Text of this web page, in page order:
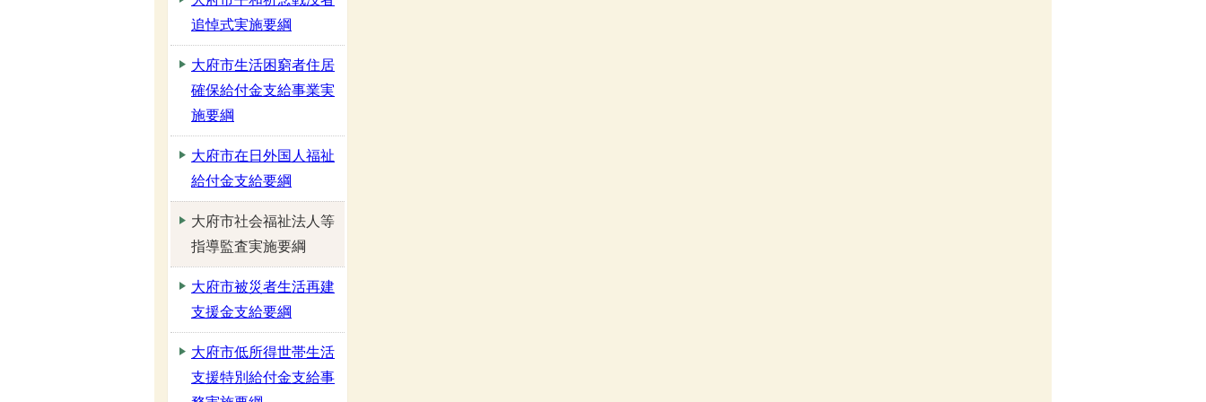
追悼式実施要綱
大府市生活困窮者住居
確保給付金支給事業実
施要綱
大府市在日外国人福祉
給付金支給要綱
大府市社会福祉法人等
指導監査実施要綱
大府市被災者生活再建
支援金支給要綱
大府市低所得世帯生活
支援特別給付金支給事